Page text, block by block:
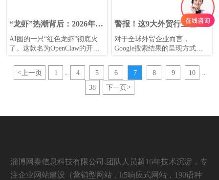
“龙虾”热潮背后：2026年外
贸独立站将从“静态板”进化
为“数字员工”
AI圈的一只“红色龙虾”彻底火
了。这款名为OpenClaw的开源
红龙虾而被昵称为“养虾”。
警报！这9大外贸行业已被
Google AI“接管”
对于全球外贸企业而言，
Google搜索结果的呈现方式正
BrightEdge发布的2026年最新调
研报告，AI概览（AI
Overviews，简称AIO）正在以
极快的速度渗透各行各业。
< 上一页 1 4 5 6 7 8 9 10
38 下一页>
淄博网泰信息科技有限公司,团队人员超16年技术沉淀，专
注企业网站建设（营销型网站，h5响应式网站，190语种